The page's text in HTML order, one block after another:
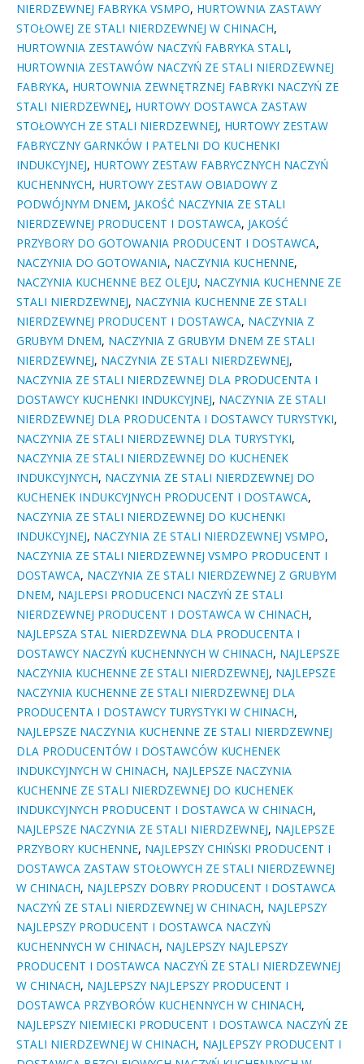
NIERDZEWNEJ FABRYKA VSMPO, HURTOWNIA ZASTAWY
STOŁOWEJ ZE STALI NIERDZEWNEJ W CHINACH,
HURTOWNIA ZESTAWÓW NACZYŃ FABRYKA STALI,
HURTOWNIA ZESTAWÓW NACZYŃ ZE STALI NIERDZEWNEJ
FABRYKA, HURTOWNIA ZEWNĘTRZNEJ FABRYKI NACZYŃ ZE
STALI NIERDZEWNEJ, HURTOWY DOSTAWCA ZASTAW
STOŁOWYCH ZE STALI NIERDZEWNEJ, HURTOWY ZESTAW
FABRYCZNY GARNKÓW I PATELNI DO KUCHENKI
INDUKCYJNEJ, HURTOWY ZESTAW FABRYCZNYCH NACZYŃ
KUCHENNYCH, HURTOWY ZESTAW OBIADOWY Z
PODWÓJNYM DNEM, JAKOŚĆ NACZYNIA ZE STALI
NIERDZEWNEJ PRODUCENT I DOSTAWCA, JAKOŚĆ
PRZYBORY DO GOTOWANIA PRODUCENT I DOSTAWCA,
NACZYNIA DO GOTOWANIA, NACZYNIA KUCHENNE,
NACZYNIA KUCHENNE BEZ OLEJU, NACZYNIA KUCHENNE ZE
STALI NIERDZEWNEJ, NACZYNIA KUCHENNE ZE STALI
NIERDZEWNEJ PRODUCENT I DOSTAWCA, NACZYNIA Z
GRUBYM DNEM, NACZYNIA Z GRUBYM DNEM ZE STALI
NIERDZEWNEJ, NACZYNIA ZE STALI NIERDZEWNEJ,
NACZYNIA ZE STALI NIERDZEWNEJ DLA PRODUCENTA I
DOSTAWCY KUCHENKI INDUKCYJNEJ, NACZYNIA ZE STALI
NIERDZEWNEJ DLA PRODUCENTA I DOSTAWCY TURYSTYKI,
NACZYNIA ZE STALI NIERDZEWNEJ DLA TURYSTYKI,
NACZYNIA ZE STALI NIERDZEWNEJ DO KUCHENEK
INDUKCYJNYCH, NACZYNIA ZE STALI NIERDZEWNEJ DO
KUCHENEK INDUKCYJNYCH PRODUCENT I DOSTAWCA,
NACZYNIA ZE STALI NIERDZEWNEJ DO KUCHENKI
INDUKCYJNEJ, NACZYNIA ZE STALI NIERDZEWNEJ VSMPO,
NACZYNIA ZE STALI NIERDZEWNEJ VSMPO PRODUCENT I
DOSTAWCA, NACZYNIA ZE STALI NIERDZEWNEJ Z GRUBYM
DNEM, NAJLEPSI PRODUCENCI NACZYŃ ZE STALI
NIERDZEWNEJ PRODUCENT I DOSTAWCA W CHINACH,
NAJLEPSZA STAL NIERDZEWNA DLA PRODUCENTA I
DOSTAWCY NACZYŃ KUCHENNYCH W CHINACH, NAJLEPSZE
NACZYNIA KUCHENNE ZE STALI NIERDZEWNEJ, NAJLEPSZE
NACZYNIA KUCHENNE ZE STALI NIERDZEWNEJ DLA
PRODUCENTA I DOSTAWCY TURYSTYKI W CHINACH,
NAJLEPSZE NACZYNIA KUCHENNE ZE STALI NIERDZEWNEJ
DLA PRODUCENTÓW I DOSTAWCÓW KUCHENEK
INDUKCYJNYCH W CHINACH, NAJLEPSZE NACZYNIA
KUCHENNE ZE STALI NIERDZEWNEJ DO KUCHENEK
INDUKCYJNYCH PRODUCENT I DOSTAWCA W CHINACH,
NAJLEPSZE NACZYNIA ZE STALI NIERDZEWNEJ, NAJLEPSZE
PRZYBORY KUCHENNE, NAJLEPSZY CHIŃSKI PRODUCENT I
DOSTAWCA ZASTAW STOŁOWYCH ZE STALI NIERDZEWNEJ
W CHINACH, NAJLEPSZY DOBRY PRODUCENT I DOSTAWCA
NACZYŃ ZE STALI NIERDZEWNEJ W CHINACH, NAJLEPSZY
NAJLEPSZY PRODUCENT I DOSTAWCA NACZYŃ
KUCHENNYCH W CHINACH, NAJLEPSZY NAJLEPSZY
PRODUCENT I DOSTAWCA NACZYŃ ZE STALI NIERDZEWNEJ
W CHINACH, NAJLEPSZY NAJLEPSZY PRODUCENT I
DOSTAWCA PRZYBORÓW KUCHENNYCH W CHINACH,
NAJLEPSZY NIEMIECKI PRODUCENT I DOSTAWCA NACZYŃ ZE
STALI NIERDZEWNEJ W CHINACH, NAJLEPSZY PRODUCENT I